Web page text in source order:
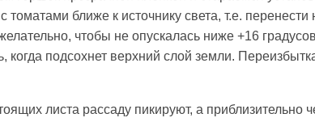
ближе к источнику света, т.е. перенести
чтобы не опускалась ниже +16
подсохнет верхний слой земли.
листа рассаду пикируют, а приблизительно